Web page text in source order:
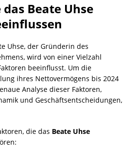
Beate Uhse
Uhse, der Gründerin des
wird von einer Vielzahl
beeinflusst. Um die
ihres Nettovermögens bis 2024
Analyse dieser Faktoren,
und Geschäftsentscheidungen,
die das Beate Uhse